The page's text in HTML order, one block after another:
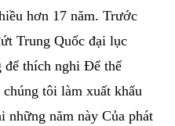
hơn 17 năm. Trước
Trung Quốc đại lục
để thích nghi Để thế
tôi làm xuất khẩu
những năm này Của phát